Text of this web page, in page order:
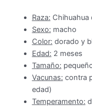
macho
cantidad
Raza: Chihuahua
Sexo: macho
Color: dorado y
Edad: 2 meses
Tamaño:
Vacunas: contra
edad)
Temperamento: